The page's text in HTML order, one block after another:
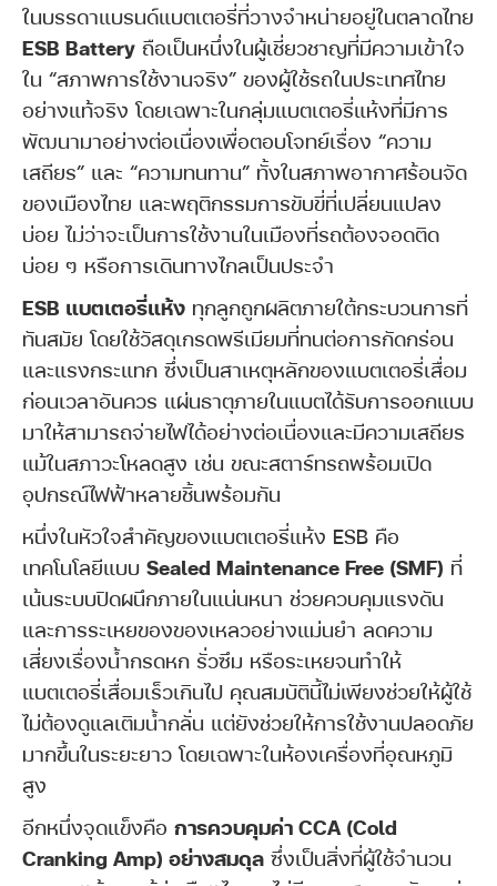
ในบรรดาแบรนด์แบตเตอรี่ที่วางจำหน่ายอยู่ในตลาดไทย
ESB Battery ถือเป็นหนึ่งในผู้เชี่ยวชาญที่มีความเข้าใจ
ใน “สภาพการใช้งานจริง” ของผู้ใช้รถในประเทศไทย
อย่างแท้จริง โดยเฉพาะในกลุ่มแบตเตอรี่แห้งที่มีการ
พัฒนามาอย่างต่อเนื่องเพื่อตอบโจทย์เรื่อง “ความ
เสถียร” และ “ความทนทาน” ทั้งในสภาพอากาศร้อนจัด
ของเมืองไทย และพฤติกรรมการขับขี่ที่เปลี่ยนแปลง
บ่อย ไม่ว่าจะเป็นการใช้งานในเมืองที่รถต้องจอดติด
บ่อย ๆ หรือการเดินทางไกลเป็นประจำ
ESB แบตเตอรี่แห้ง ทุกลูกถูกผลิตภายใต้กระบวนการที่
ทันสมัย โดยใช้วัสดุเกรดพรีเมียมที่ทนต่อการกัดกร่อน
และแรงกระแทก ซึ่งเป็นสาเหตุหลักของแบตเตอรี่เสื่อม
ก่อนเวลาอันควร แผ่นธาตุภายในแบตได้รับการออกแบบ
มาให้สามารถจ่ายไฟได้อย่างต่อเนื่องและมีความเสถียร
แม้ในสภาวะโหลดสูง เช่น ขณะสตาร์ทรถพร้อมเปิด
อุปกรณ์ไฟฟ้าหลายชิ้นพร้อมกัน
หนึ่งในหัวใจสำคัญของแบตเตอรี่แห้ง ESB คือ
เทคโนโลยีแบบ Sealed Maintenance Free (SMF) ที่
เน้นระบบปิดผนึกภายในแน่นหนา ช่วยควบคุมแรงดัน
และการระเหยของของเหลวอย่างแม่นยำ ลดความ
เสี่ยงเรื่องน้ำกรดหก รั่วซึม หรือระเหยจนทำให้
แบตเตอรี่เสื่อมเร็วเกินไป คุณสมบัตินี้ไม่เพียงช่วยให้ผู้ใช้
ไม่ต้องดูแลเติมน้ำกลั่น แต่ยังช่วยให้การใช้งานปลอดภัย
มากขึ้นในระยะยาว โดยเฉพาะในห้องเครื่องที่อุณหภูมิ
สูง
อีกหนึ่งจุดแข็งคือ การควบคุมค่า CCA (Cold
Cranking Amp) อย่างสมดุล ซึ่งเป็นสิ่งที่ผู้ใช้จำนวน